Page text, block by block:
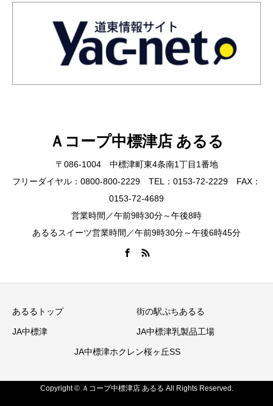
Ａコープ中標津店 あるる
〒086-1004 中標津町東4条南1丁目1番地
フリーダイヤル：0800-800-2229 TEL：0153-72-2229 FAX：
0153-72-4689
営業時間／午前9時30分～午後8時
あるるスイーツ営業時間／午前9時30分～午後6時45分
あるるトップ 街の駅ぷちあるる
JA中標津 JA中標津乳製品工場
JA中標津ホクレン桜ヶ丘SS
Copyright © Ａコープ中標津店 あるる All Rights Reserved.